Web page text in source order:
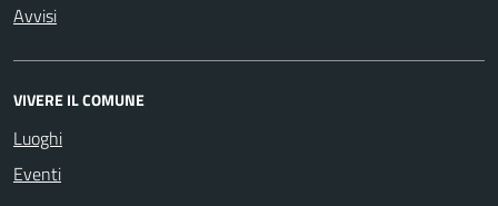
Avvisi
VIVERE IL COMUNE
Luoghi
Eventi